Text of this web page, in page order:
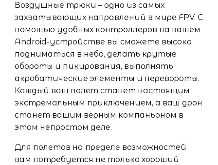
Воздушные трюки – одно из самых
захватывающих направлений в мире FPV. С
помощью удобных контроллеров на вашем
Android-устройстве вы сможете высоко
подниматься в небо, делать крутые
обороты и пикирования, выполнять
акробатические элементы и перевороты.
Каждый ваш полет станет настоящим
экстремальным приключением, а ваш дрон
станет вашим верным компаньоном в
этом непростом деле.
Для полетов на пределе возможностей
вам потребуется не только хороший